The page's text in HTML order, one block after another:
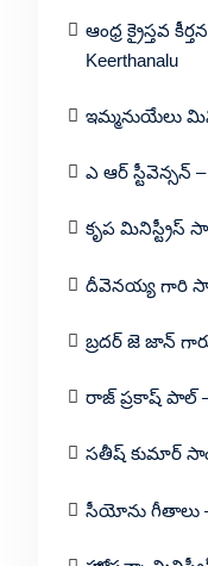
ఆంధ్ర క్రైస్తవ
Keerthanalu
ఇమ్మనుయేలు
ఎ ఆర్ స్టీవెన్సన్ –
కృప మినిస్ట్రీస్
దీవెనయ్య గారి
బ్రదర్ జె జాన్
రాజ్ ప్రకాష్ పాల్ –
సతీష్ కుమార్
సీయోను గీతాలు –